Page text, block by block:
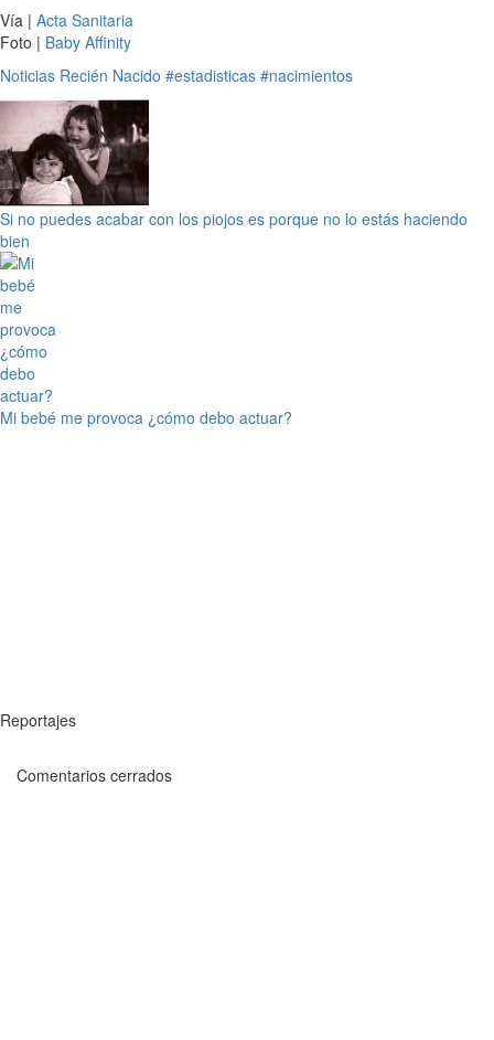
Vía | Acta Sanitaria
Foto | Baby Affinity
Noticias Recién Nacido #estadisticas #nacimientos
Si no puedes acabar con los piojos es porque no lo estás haciendo
bien
Mi bebé me provoca ¿cómo debo actuar?
Reportajes
Comentarios cerrados